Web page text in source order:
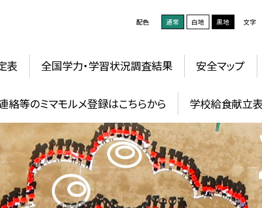
配色 通常 白地 黒地 文字
表 全国学力・学習状況調査結果 安全マップ
絡等のミマモルメ登録はこちらから 学校給食献立